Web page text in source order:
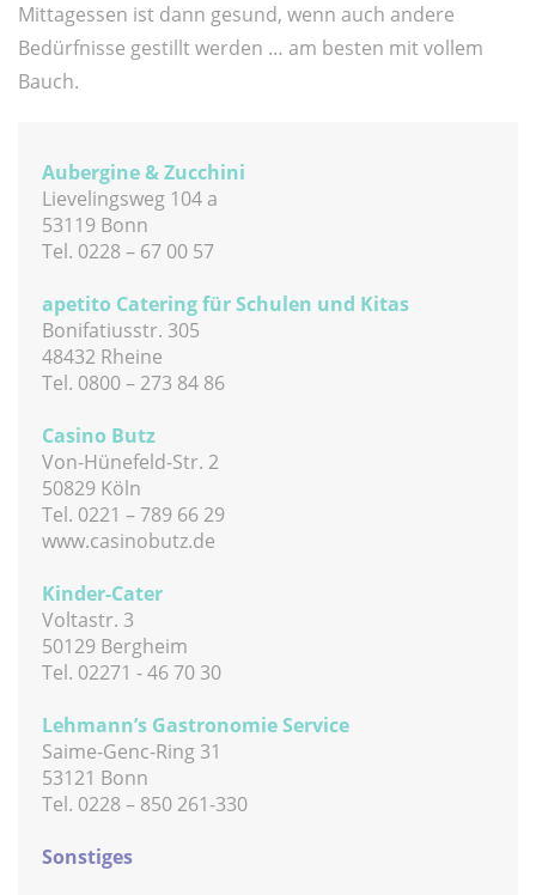
Mittagessen ist dann gesund, wenn auch andere
Bedürfnisse gestillt werden … am besten mit vollem
Bauch.
Aubergine & Zucchini
Lievelingsweg 104 a
53119 Bonn
Tel. 0228 – 67 00 57
apetito Catering für Schulen und Kitas
Bonifatiusstr. 305
48432 Rheine
Tel. 0800 – 273 84 86
Casino Butz
Von-Hünefeld-Str. 2
50829 Köln
Tel. 0221 – 789 66 29
www.casinobutz.de
Kinder-Cater
Voltastr. 3
50129 Bergheim
Tel. 02271 - 46 70 30
Lehmann’s Gastronomie Service
Saime-Genc-Ring 31
53121 Bonn
Tel. 0228 – 850 261-330
Sonstiges